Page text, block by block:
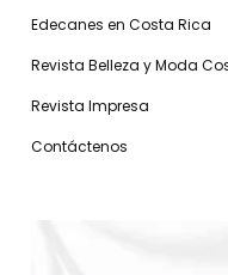
Edecanes en Costa Rica
Revista Belleza y Moda
Revista Impresa
Contáctenos